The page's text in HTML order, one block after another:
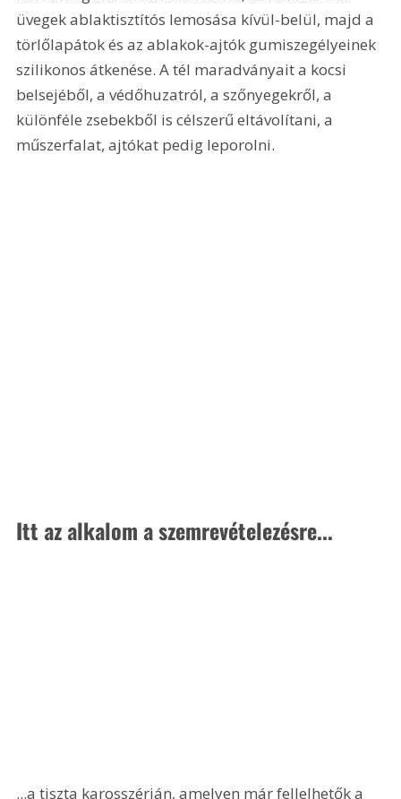
üvegek ablaktisztítós lemosása kívül-belül, majd a
törlőlapátok és az ablakok-ajtók gumiszegélyeinek
szilikonos átkenése. A tél maradványait a kocsi
belsejéből, a védőhuzatról, a szőnyegekről, a
különféle zsebekből is célszerű eltávolítani, a
műszerfalat, ajtókat pedig leporolni.
Itt az alkalom a szemrevételezésre...
...a tiszta karosszérián, amelyen már fellelhetők a